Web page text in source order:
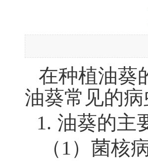
在种植油葵
油葵常见的
1. 油葵的主
（1）菌核